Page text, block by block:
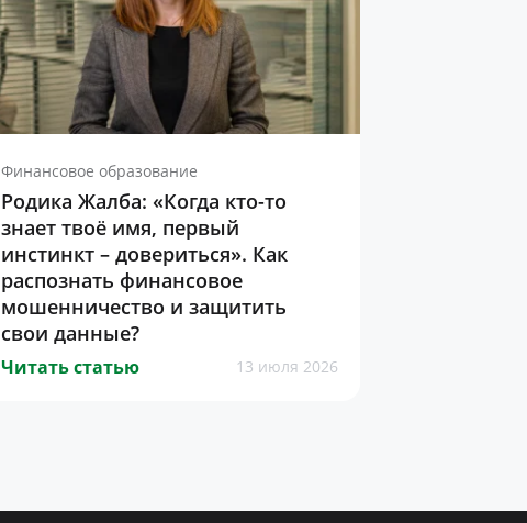
Финансовое образование
Родика Жалба: «Когда кто-то
знает твоё имя, первый
инстинкт – довериться». Как
распознать финансовое
мошенничество и защитить
свои данные?
Читать статью 13 июля 2026